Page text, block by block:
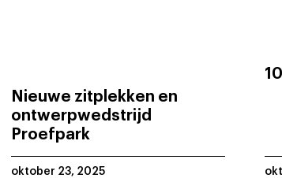
Nieuwe zitplekken en
ontwerpwedstrijd
Proefpark
oktober 23, 2025